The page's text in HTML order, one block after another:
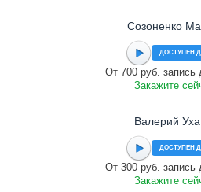
Созоненко
ДОСТУПЕН
От 700 руб. запись
Закажите
Валерий
ДОСТУПЕН
От 300 руб. запись
Закажите